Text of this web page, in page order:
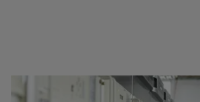
Aprovechar
Automatización
Datos
Nuestros